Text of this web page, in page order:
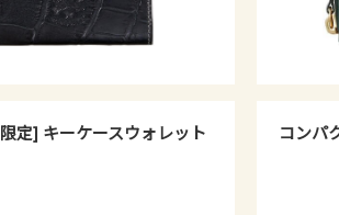
定] キーケースウォレット コンパ